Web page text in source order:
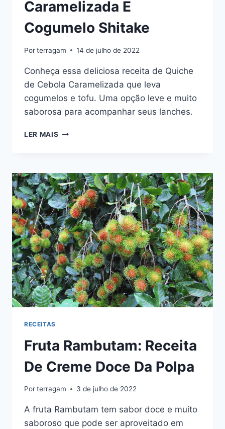
Caramelizada E
Cogumelo Shitake
Porterragam 14 de julho de 2022
Conheça essa deliciosa receita de Quiche
de Cebola Caramelizada que leva
cogumelos e tofu. Uma opção leve e muito
saborosa para acompanhar seus lanches.
LER MAIS QUICHE
E
COGUMELO
SHITAKE
RECEITAS
Fruta Rambutam: Receita
De Creme Doce Da Polpa
Porterragam 3 de julho de 2022
A fruta Rambutam tem sabor doce e muito
saboroso que pode ser aproveitado em